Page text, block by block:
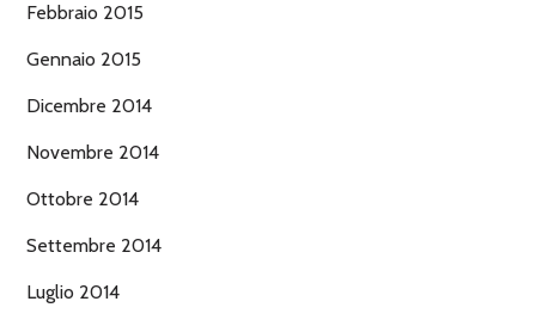
Febbraio 2015
Gennaio 2015
Dicembre 2014
Novembre 2014
Ottobre 2014
Settembre 2014
Luglio 2014